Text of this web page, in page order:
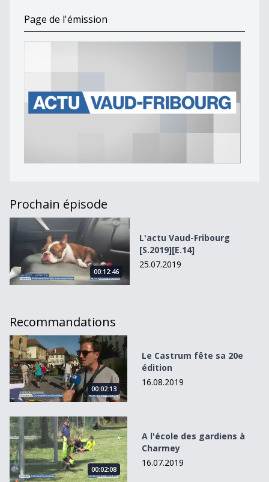
Page de l'émission
Prochain épisode
L&#039;actu Vaud-Fribourg [S.2019][E.14]
00:12:46
L'actu Vaud-Fribourg
[S.2019][E.14]
25.07.2019
Recommandations
Le Castrum fête sa 20e édition
00:02:13
Le Castrum fête sa 20e
édition
16.08.2019
A l&#039;école des gardiens à Charmey
00:02:08
A l'école des gardiens à
Charmey
16.07.2019